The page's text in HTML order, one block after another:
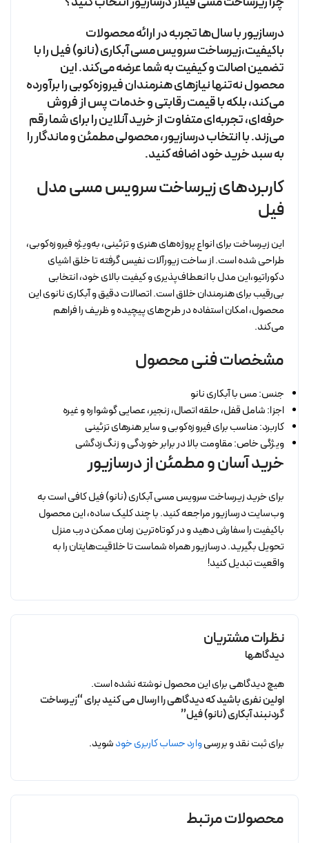
درسازیور با سال‌ها تجربه در ارائه محصولات
باکیفیت،زیرساخت سرویس مسی آبکاری (نانو) فیل را با
تضمین اصالت و کیفیت به شما عرضه می‌کند. این
محصول نه‌تنها نیازهای هنرمندان فیروزه‌کوبی را برآورده
می‌کند، بلکه با قیمت رقابتی و خدمات پس از فروش
حرفه‌ای، تجربه‌ای متفاوت از خرید آنلاین را برای شما رقم
می‌زند. با انتخاب درسازیور، محصولی مطمئن و ماندگار را
به سبد خرید خود اضافه کنید.
کاربردهای زیرساخت سرویس مسی مدل
فیل
این زیرساخت برای انواع پروژه‌های هنری و تزئینی، به‌ویژه فیروزه‌کوبی،
طراحی شده است. از ساخت زیورآلات نفیس گرفته تا خلق اشیای
دکوراتیو،این مدل با انعطاف‌پذیری و کیفیت بالای خود، انتخابی
بی‌رقیب برای هنرمندان خلاق است. اتصالات دقیق و آبکاری نانوی این
محصول، امکان استفاده در طرح‌های پیچیده و ظریف را فراهم
می‌کند.
مشخصات فنی محصول
جنس: مس با آبکاری نانو
اجزا: شامل قفل، حلقه اتصال، زنجیر، عصایی گوشواره و غیره
کاربرد: مناسب برای فیروزه‌کوبی و سایر هنرهای تزئینی
ویژگی خاص: مقاومت بالا در برابر خوردگی و زنگ‌زدگشی
خرید آسان و مطمئن از درسازیور
برای خرید زیرساخت سرویس مسی آبکاری (نانو) فیل کافی است به
وب‌سایت درسازیور مراجعه کنید. با چند کلیک ساده، این محصول
باکیفیت را سفارش دهید و در کوتاه‌ترین زمان ممکن درب منزل
تحویل بگیرید. درسازیور همراه شماست تا خلاقیت‌هایتان را به
واقعیت تبدیل کنید!
نظرات مشتریان
دیدگاهها
هیچ دیدگاهی برای این محصول نوشته نشده است.
اولین نفری باشید که دیدگاهی را ارسال می کنید برای “زیرساخت
گردنبند آبکاری (نانو) فیل”
برای ثبت نقد و بررسیوارد حساب کاربری خودشوید.
محصولات مرتبط